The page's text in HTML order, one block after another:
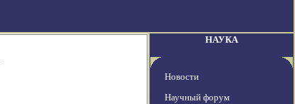
НАУКА
Новости
Научный форум